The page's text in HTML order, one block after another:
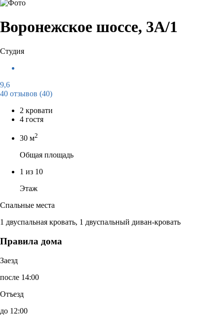
Воронежское шоссе, 3А/1
Студия
9,6
40 отзывов (40)
2 кровати
4 гостя
30 м2
Общая площадь
1 из 10
Этаж
Спальные места
1 двуспальная кровать, 1 двуспальный диван-кровать
Правила дома
Заезд
после 14:00
Отъезд
до 12:00